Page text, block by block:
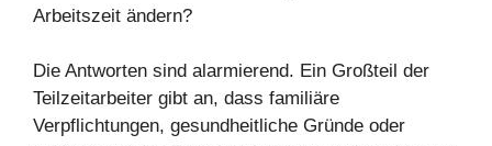
Arbeitszeit ändern?
Die Antworten sind alarmierend. Ein Großteil der
Teilzeitarbeiter gibt an, dass familiäre
Verpflichtungen, gesundheitliche Gründe oder